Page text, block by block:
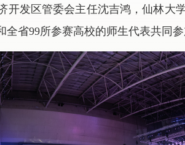
开发区管委会主任沈吉鸿，仙林大
省99所参赛高校的师生代表共同